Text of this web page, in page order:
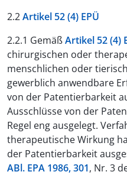
2.2Artikel 52 (4) EPÜ
2.2.1 GemäßArtikel 52 (4)
chirurgischen oder
menschlichen oder
gewerblich anwendbare
von der Patentierbarkeit
Ausschlüsse von der
Regel eng ausgelegt.
therapeutische Wirkung
der Patentierbarkeit
ABl. EPA 1986, 301, Nr. 3